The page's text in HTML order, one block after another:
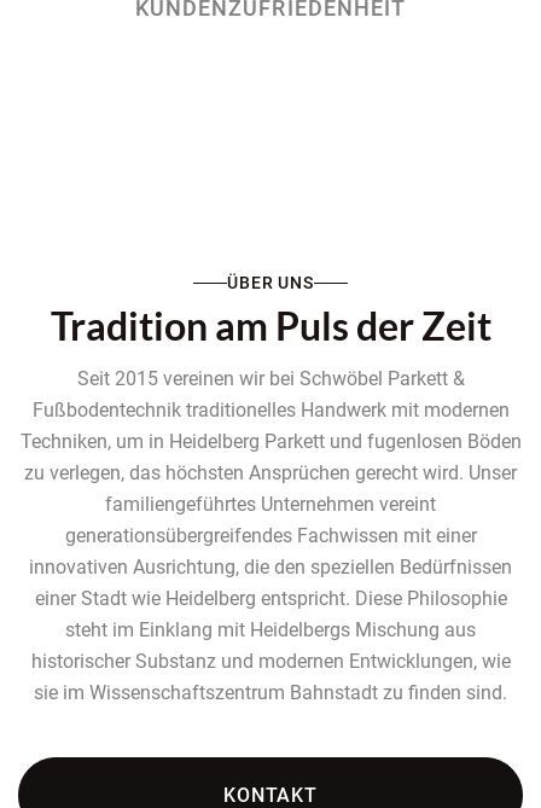
KUNDENZUFRIEDENHEIT
ÜBER UNS
Tradition am Puls der Zeit
Seit 2015 vereinen wir bei Schwöbel Parkett &
Fußbodentechnik traditionelles Handwerk mit modernen
Techniken, um in Heidelberg Parkett und fugenlosen Böden
zu verlegen, das höchsten Ansprüchen gerecht wird. Unser
familiengeführtes Unternehmen vereint
generationsübergreifendes Fachwissen mit einer
innovativen Ausrichtung, die den speziellen Bedürfnissen
einer Stadt wie Heidelberg entspricht. Diese Philosophie
steht im Einklang mit Heidelbergs Mischung aus
historischer Substanz und modernen Entwicklungen, wie
sie im Wissenschaftszentrum Bahnstadt zu finden sind.
KONTAKT